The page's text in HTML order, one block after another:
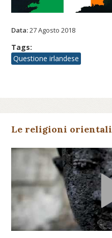
Data:27 Agosto 2018
Tags:
Questione irlandese
Le religioni orientali